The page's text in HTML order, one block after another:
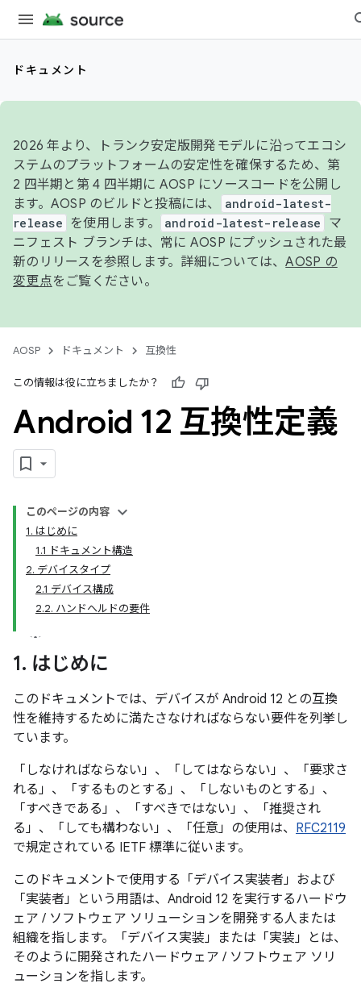
ドキュメント
2026 年より、トランク安定版開発モデルに沿ってエコシ
ステムのプラットフォームの安定性を確保するため、第
2 四半期と第 4 四半期に AOSP にソースコードを公開し
ます。AOSP のビルドと投稿には、
android-latest-
release
を使用します。 android-latest-release
マ
ニフェスト ブランチは、常に AOSP にプッシュされた最
新のリリースを参照します。詳細については、AOSP の
変更点をご覧ください。
AOSP ドキュメント 互換性
この情報は役に立ちましたか？
Android 12 互換性定義
このページの内容
1. はじめに
1.1 ドキュメント構造
2. デバイスタイプ
2.1 デバイス構成
2.2. ハンドヘルドの要件
1. はじめに
このドキュメントでは、デバイスが Android 12 との互換
性を維持するために満たさなければならない要件を列挙し
ています。
「しなければならない」、「してはならない」、「要求さ
れる」、「するものとする」、「しないものとする」、
「すべきである」、「すべきではない」、「推奨され
る」、「しても構わない」、「任意」の使用は、 RFC2119
で規定されている IETF 標準に従います。
このドキュメントで使用する「デバイス実装者」および
「実装者」という用語は、Android 12 を実行するハードウ
ェア / ソフトウェア ソリューションを開発する人または
組織を指します。「デバイス実装」または「実装」とは、
そのように開発されたハードウェア / ソフトウェア ソリ
ューションを指します。